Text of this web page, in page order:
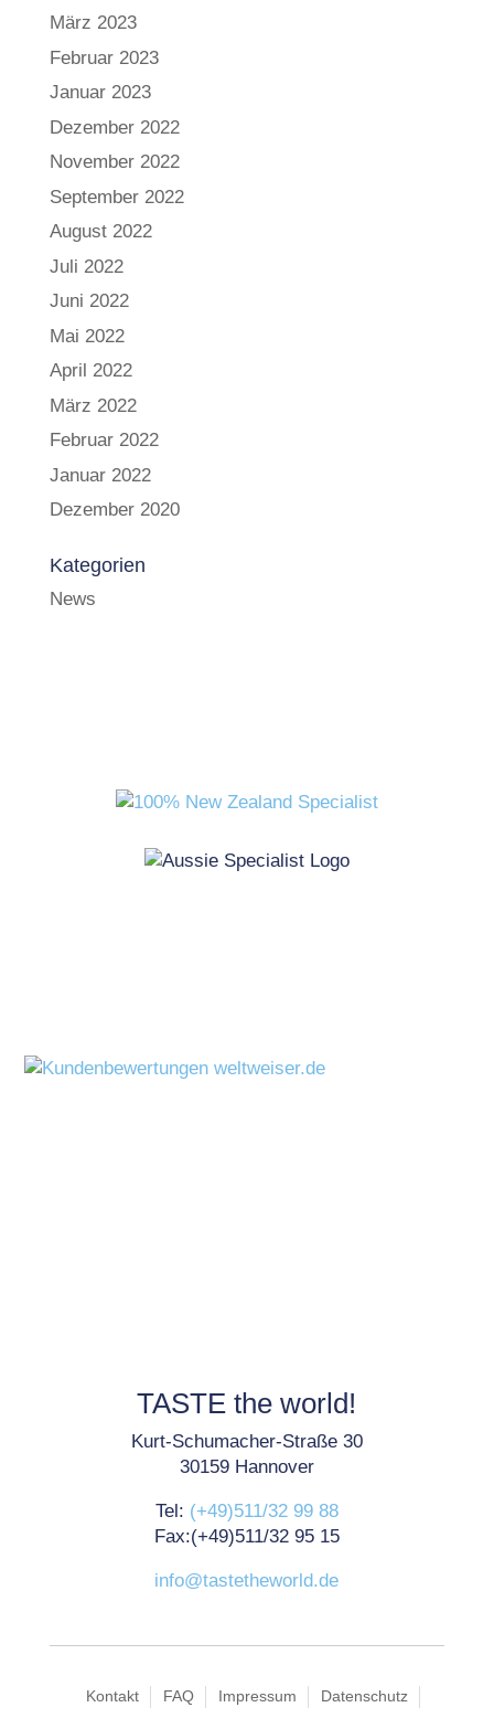
März 2023
Februar 2023
Januar 2023
Dezember 2022
November 2022
September 2022
August 2022
Juli 2022
Juni 2022
Mai 2022
April 2022
März 2022
Februar 2022
Januar 2022
Dezember 2020
Kategorien
News
TASTE the world!
Kurt-Schumacher-Straße 30
30159 Hannover
Tel: (+49)511/32 99 88
Fax:(+49)511/32 95 15
info@tastetheworld.de
Kontakt FAQ Impressum Datenschutz